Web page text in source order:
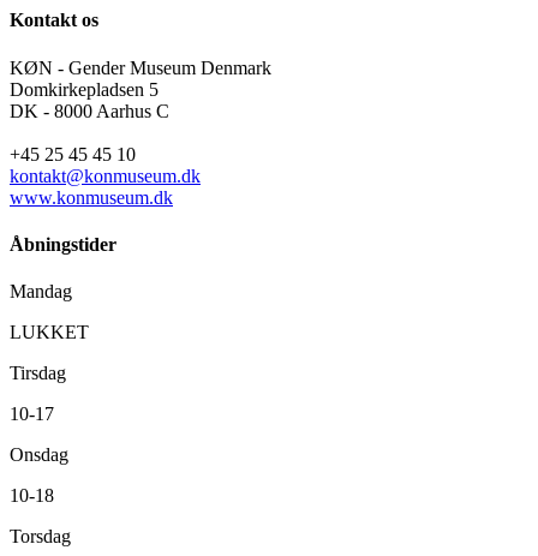
Kontakt os
KØN - Gender Museum Denmark
Domkirkepladsen 5
DK - 8000 Aarhus C
+45 25 45 45 10
kontakt@konmuseum.dk
www.konmuseum.dk
Åbningstider
Mandag
LUKKET
Tirsdag
10-17
Onsdag
10-18
Torsdag